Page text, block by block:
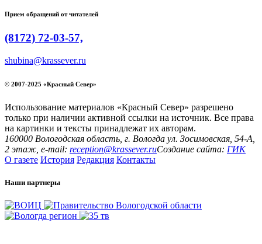
Прием обращений от читателей
(8172) 72-03-57,
shubina@krassever.ru
© 2007-2025 «Красный Север»
Использование материалов «Красный Север» разрешено
только при наличии активной ссылки на источник. Все права
на картинки и тексты принадлежат их авторам.
160000 Вологодская область, г. Вологда ул. Зосимовская, 54-А,
2 этаж, e-mail: reception@krassever.ruСоздание сайта: ГИК
О газете История Редакция Контакты
Наши партнеры